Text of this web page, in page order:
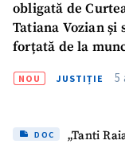
obligată de
Tatiana Vozian și
forțată de la
NOU JUSTIȚIE 5
DOC
„Tanti